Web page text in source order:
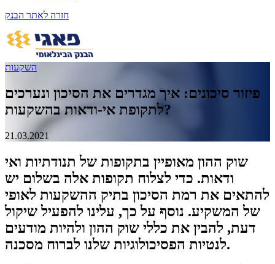
חזרה לאתר הבנק
השקעות
פיזור סיכונים: איך מגדרים את הסיכון ונערכים
לתקופת אי-ודאות בהשקעות?
21.03.2021
שוק ההון מאופיין בתקופות של תנודתיות ואי
ודאות. כדי לצלוח תקופות אלה בשלום יש
להתאים את רמת הסיכון בתיק ההשקעות לאופי
של המשקיע. נוסף על כך, עלינו להפעיל שיקול
דעת, להבין את כללי שוק ההון ולהיות מודעים
לנטיות הפסיכולוגיות שלנו לברוח מסכנה.